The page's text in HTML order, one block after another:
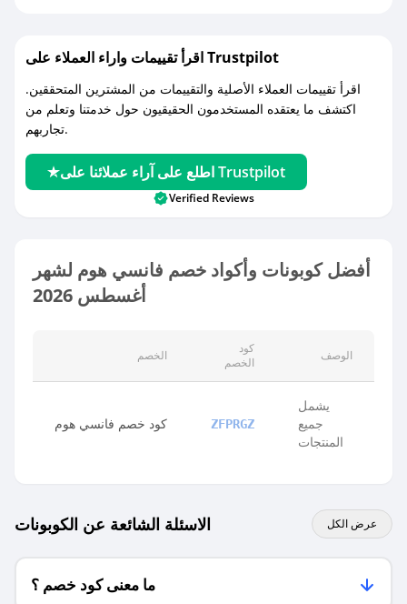
اقرأ تقييمات واراء العملاء على Trustpilot
اقرأ تقييمات العملاء الأصلية والتقييمات من المشترين المتحققين.
اكتشف ما يعتقده المستخدمون الحقيقيون حول خدمتنا وتعلم من
تجاربهم.
اطلع على آراء عملائنا على Trustpilot
Verified Reviews
أفضل كوبونات وأكواد خصم فانسي هوم لشهر
أغسطس 2026
الخصم
كود
الخصم
الوصف
كود خصم فانسي هوم ZFPRGZ
يشمل
جميع
المنتجات
الاسئلة الشائعة عن الكوبونات عرض الكل
ما معنى كود خصم ؟